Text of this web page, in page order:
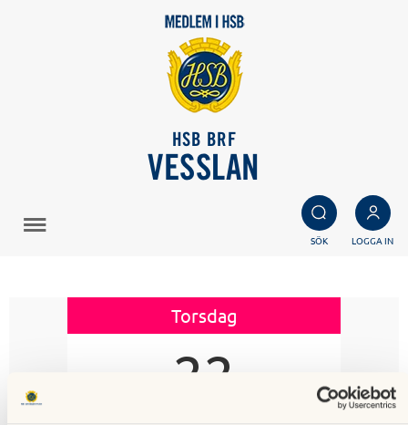
HSB BRF
VESSLAN
SÖK LOGGA IN
Torsdag
22